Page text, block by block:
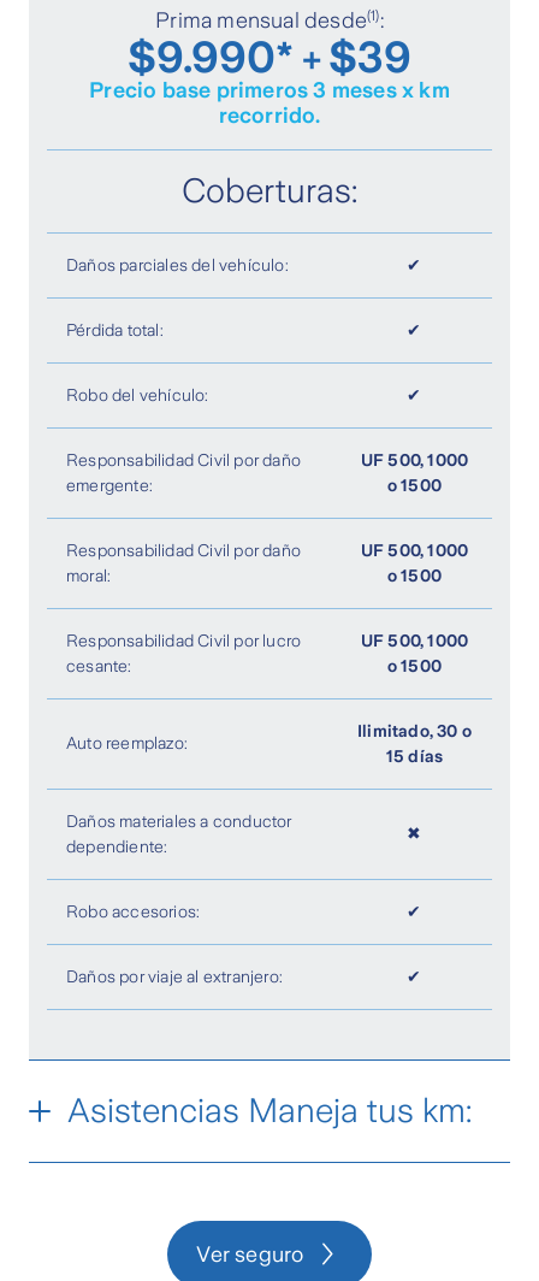
Reembolso gastos médicos por
accidente
Asistencia in situ
Estadía y desplazamiento por
accidente
✔ Conductor de reemplazo
✔
Transporte de acompañantes por
✔
recambio
✔
Transporte sanitario en caso de
✔ Defensa jurídica y pago de fianza
✔ Vehículo de reemplazo ilimitado
🞥
Prima mensual desde(1):
$9.990* + $39
Precio base primeros 3 meses x km
recorrido.
Coberturas:
Daños parciales del vehículo: ✔
Pérdida total: ✔
Robo del vehículo: ✔
Responsabilidad Civil por daño
emergente:
UF 500, 1000
o 1500
Responsabilidad Civil por daño
moral:
UF 500, 1000
o 1500
Responsabilidad Civil por lucro
cesante:
UF 500, 1000
o 1500
Auto reemplazo:
Ilimitado, 30 o
15 días
Daños materiales a conductor
dependiente:
✖
Robo accesorios: ✔
Daños por viaje al extranjero: ✔
Asistencias Maneja tus km:
Asistencia legal
Ver seguro